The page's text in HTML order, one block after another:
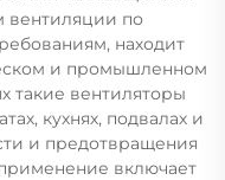
вентиляции по
находит
и промышленном
такие вентиляторы
кухнях, подвалах и
и предотвращения
включает